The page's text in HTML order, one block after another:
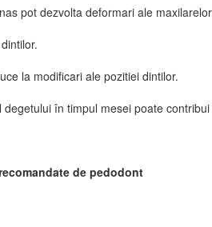
pot dezvolta deformari ale
la modificari ale pozitiei dintilor.
în timpul mesei poate
de pedodont